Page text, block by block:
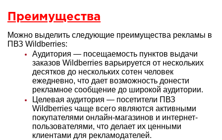
Преимущества
Можно выделить следующие преимущества рекламы в
ПВЗ Wildberries:
Аудитория — посещаемость пунктов выдачи
заказов Wildberries варьируется от нескольких
десятков до нескольких сотен человек
ежедневно, что дает возможность донести
рекламное сообщение до широкой аудитории.
Целевая аудитория — посетители ПВЗ
Wildberries чаще всего являются активными
покупателями онлайн-магазинов и интернет-
пользователями, что делает их ценными
клиентами для рекламодателей.